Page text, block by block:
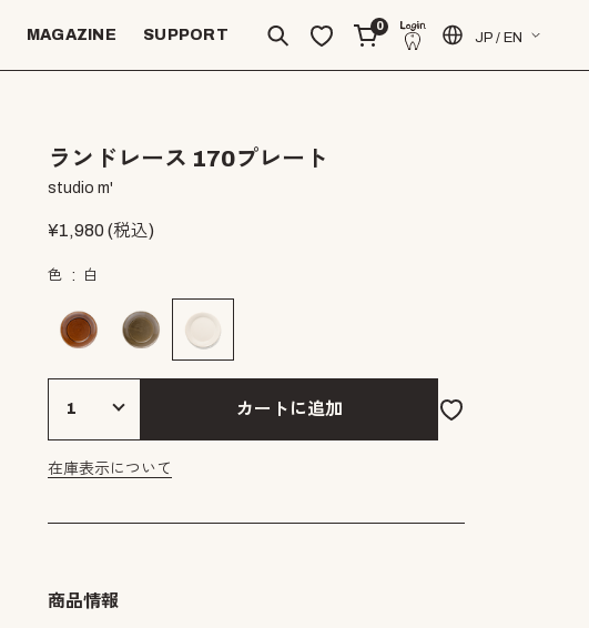
MAGAZINE SUPPORT
0
JP / EN
ランドレース 170プレート
studio m'
¥1,980(税込)
色 白
カートに追加
在庫表示について
商品情報